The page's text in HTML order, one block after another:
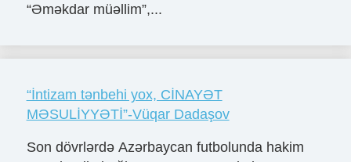
“Əməkdar müəllim”,...
“İntizam tənbehi yox, CİNAYƏT
MƏSULİYYƏTİ”-Vüqar Dadaşov
Son dövrlərdə Azərbaycan futbolunda hakim